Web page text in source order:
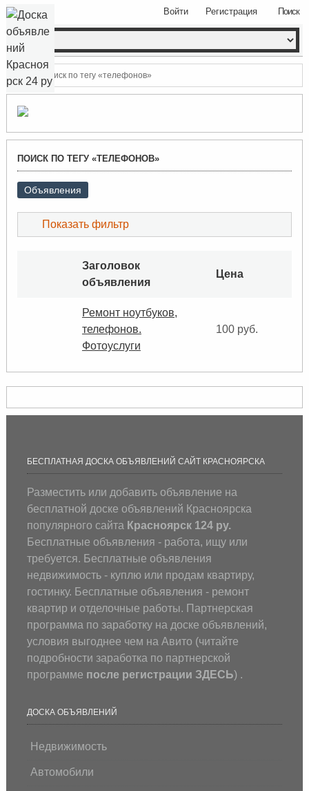
Поиск
Войти Регистрация
Поиск по тегу «телефонов»
ПОИСК ПО ТЕГУ «ТЕЛЕФОНОВ»
Объявления
Показать фильтр
Заголовок
объявления
Цена
Ремонт ноутбуков,
телефонов.
Фотоуслуги
100 руб.
БЕСПЛАТНАЯ ДОСКА ОБЪЯВЛЕНИЙ САЙТ КРАСНОЯРСКА
Разместить или добавить объявление на
бесплатной доске объявлений Красноярска
популярного сайта Красноярск 124 ру.
Бесплатные объявления - работа, ищу или
требуется. Бесплатные объявления
недвижимость - куплю или продам квартиру,
гостинку. Бесплатные объявления - ремонт
квартир и отделочные работы. Партнерская
программа по заработку на доске объявлений,
условия выгоднее чем на Авито (читайте
подробности заработка по партнерской
программе после регистрации ЗДЕСЬ) .
ДОСКА ОБЪЯВЛЕНИЙ
Недвижимость
Автомобили